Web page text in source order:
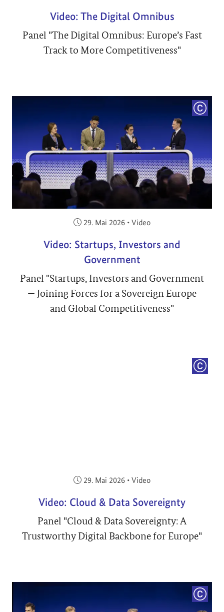
Video: The Digital Omnibus
Panel "The Digital Omnibus: Europe’s Fast
Track to More Competitiveness"
Veröffentlicht am:
29. Mai 2026 • Video
Video: Startups, Investors and
Government
Panel "Startups, Investors and Government
— Joining Forces for a Sovereign Europe
and Global Competitiveness"
Veröffentlicht am:
29. Mai 2026 • Video
Video: Cloud & Data Sovereignty
Panel "Cloud & Data Sovereignty: A
Trustworthy Digital Backbone for Europe"